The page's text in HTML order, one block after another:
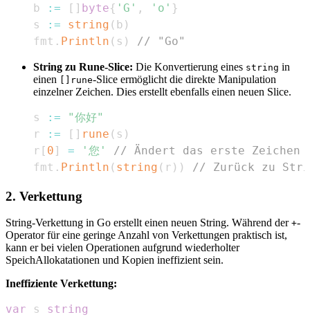
b := [ ] byte{ 'G' , 'o' }
s
:= string ( b )
fmt . Println ( s ) // "Go"
String zu Rune-Slice: Die Konvertierung eines string in
einen
[]rune-Slice ermöglicht die direkte Manipulation
einzelner Zeichen. Dies erstellt ebenfalls einen neuen Slice.
s :=
"你好"
r
:= [ ] rune ( s )
r [ 0 ] = '您'
// Ändert das erste Zeichen
fmt . Println ( string ( r ) ) // Zurück zu
2. Verkettung
String-Verkettung in Go erstellt einen neuen String. Während der +-
Operator für eine geringe Anzahl von Verkettungen praktisch ist,
kann er bei vielen Operationen aufgrund wiederholter
SpeichAllokatationen und Kopien ineffizient sein.
Ineffiziente Verkettung:
var s string